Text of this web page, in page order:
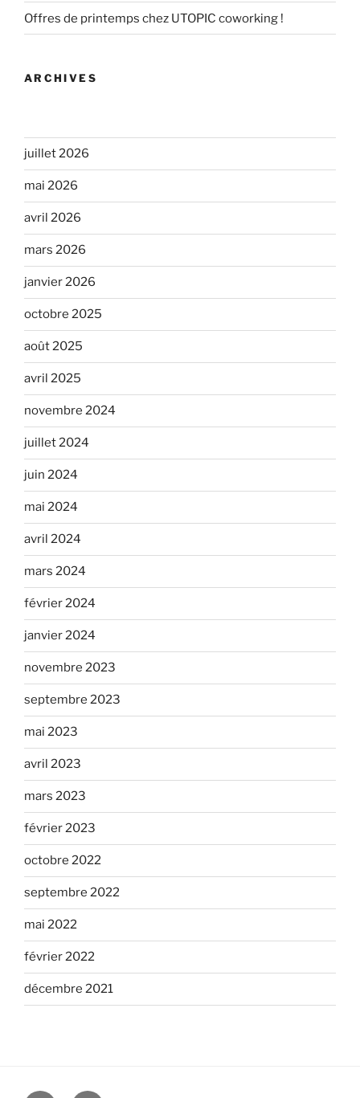
Offres de printemps chez UTOPIC coworking !
ARCHIVES
juillet 2026
mai 2026
avril 2026
mars 2026
janvier 2026
octobre 2025
août 2025
avril 2025
novembre 2024
juillet 2024
juin 2024
mai 2024
avril 2024
mars 2024
février 2024
janvier 2024
novembre 2023
septembre 2023
mai 2023
avril 2023
mars 2023
février 2023
octobre 2022
septembre 2022
mai 2022
février 2022
décembre 2021